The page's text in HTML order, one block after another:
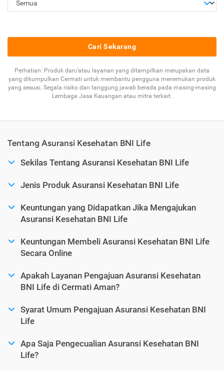
Cari Sekarang
Perhatian: Produk dan/atau layanan yang ditampilkan merupakan data
yang dikumpulkan Cermati untuk membantu pengguna menemukan produk
yang sesuai. Segala risiko dan tanggung jawab berada pada masing-masing
Lembaga Jasa Keuangan atau mitra terkait.
Tentang Asuransi Kesehatan BNI Life
Sekilas Tentang Asuransi Kesehatan BNI Life
Jenis Produk Asuransi Kesehatan BNI Life
Keuntungan yang Didapatkan Jika Mengajukan
Asuransi Kesehatan BNI Life
Keuntungan Membeli Asuransi Kesehatan BNI Life
Secara Online
Apakah Layanan Pengajuan Asuransi Kesehatan
BNI Life di Cermati Aman?
Syarat Umum Pengajuan Asuransi Kesehatan BNI
Life
Apa Saja Pengecualian Asuransi Kesehatan BNI
Life?